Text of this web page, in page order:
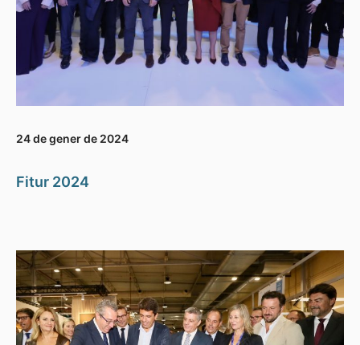
24 de gener de 2024
Fitur 2024